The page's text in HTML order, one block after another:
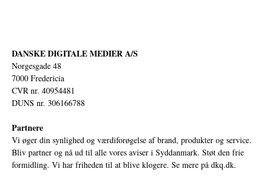
DANSKE DIGITALE MEDIER A/S
Norgesgade 48
7000 Fredericia
CVR nr. 40954481
DUNS nr. 306166788
Partnere
Vi øger din synlighed og værdiforøgelse af brand, produkter og service.
Bliv partner og nå ud til alle vores aviser i Syddanmark. Støt den frie
formidling. Vi har friheden til at blive klogere. Se mere på dkq.dk.